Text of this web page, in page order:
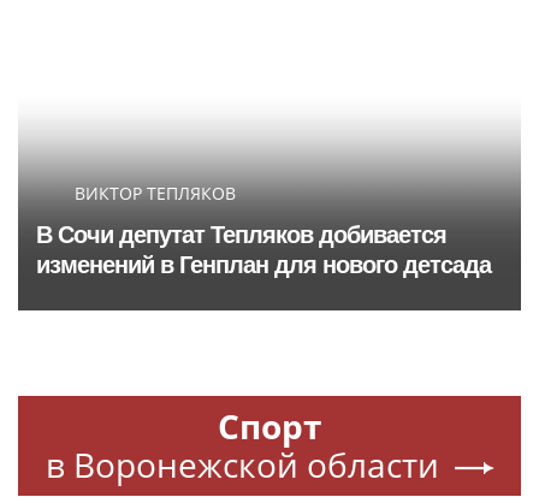
ВИКТОР ТЕПЛЯКОВ
В Сочи депутат Тепляков добивается
изменений в Генплан для нового детсада
Спорт
в Воронежской области